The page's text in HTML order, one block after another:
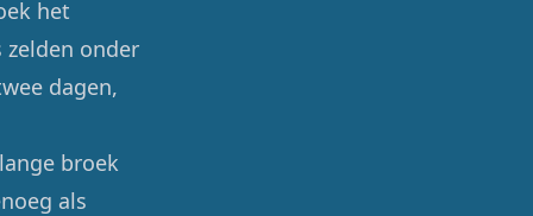
het
zelden onder
dagen,
broek
als